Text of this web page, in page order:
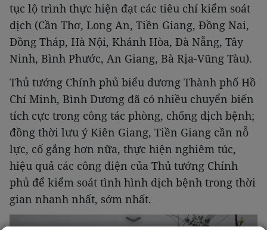
tục lộ trình thực hiện đạt các tiêu chí kiểm soát
dịch (Cần Thơ, Long An, Tiền Giang, Đồng Nai,
Đồng Tháp, Hà Nội, Khánh Hòa, Đà Nẵng, Tây
Ninh, Bình Phước, An Giang, Bà Rịa-Vũng Tàu).
Thủ tướng Chính phủ biểu dương Thành phố Hồ
Chí Minh, Bình Dương đã có nhiều chuyển biến
tích cực trong công tác phòng, chống dịch bệnh;
đồng thời lưu ý Kiên Giang, Tiền Giang cần nỗ
lực, cố gắng hơn nữa, thực hiện nghiêm túc,
hiệu quả các công điện của Thủ tướng Chính
phủ để kiểm soát tình hình dịch bệnh trong thời
gian nhanh nhất, sớm nhất.